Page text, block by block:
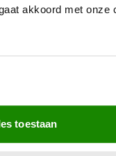
akkoord met onze
toestaan